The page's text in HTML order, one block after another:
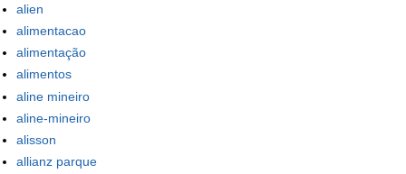
alien
alimentacao
alimentação
alimentos
aline mineiro
aline-mineiro
alisson
allianz parque